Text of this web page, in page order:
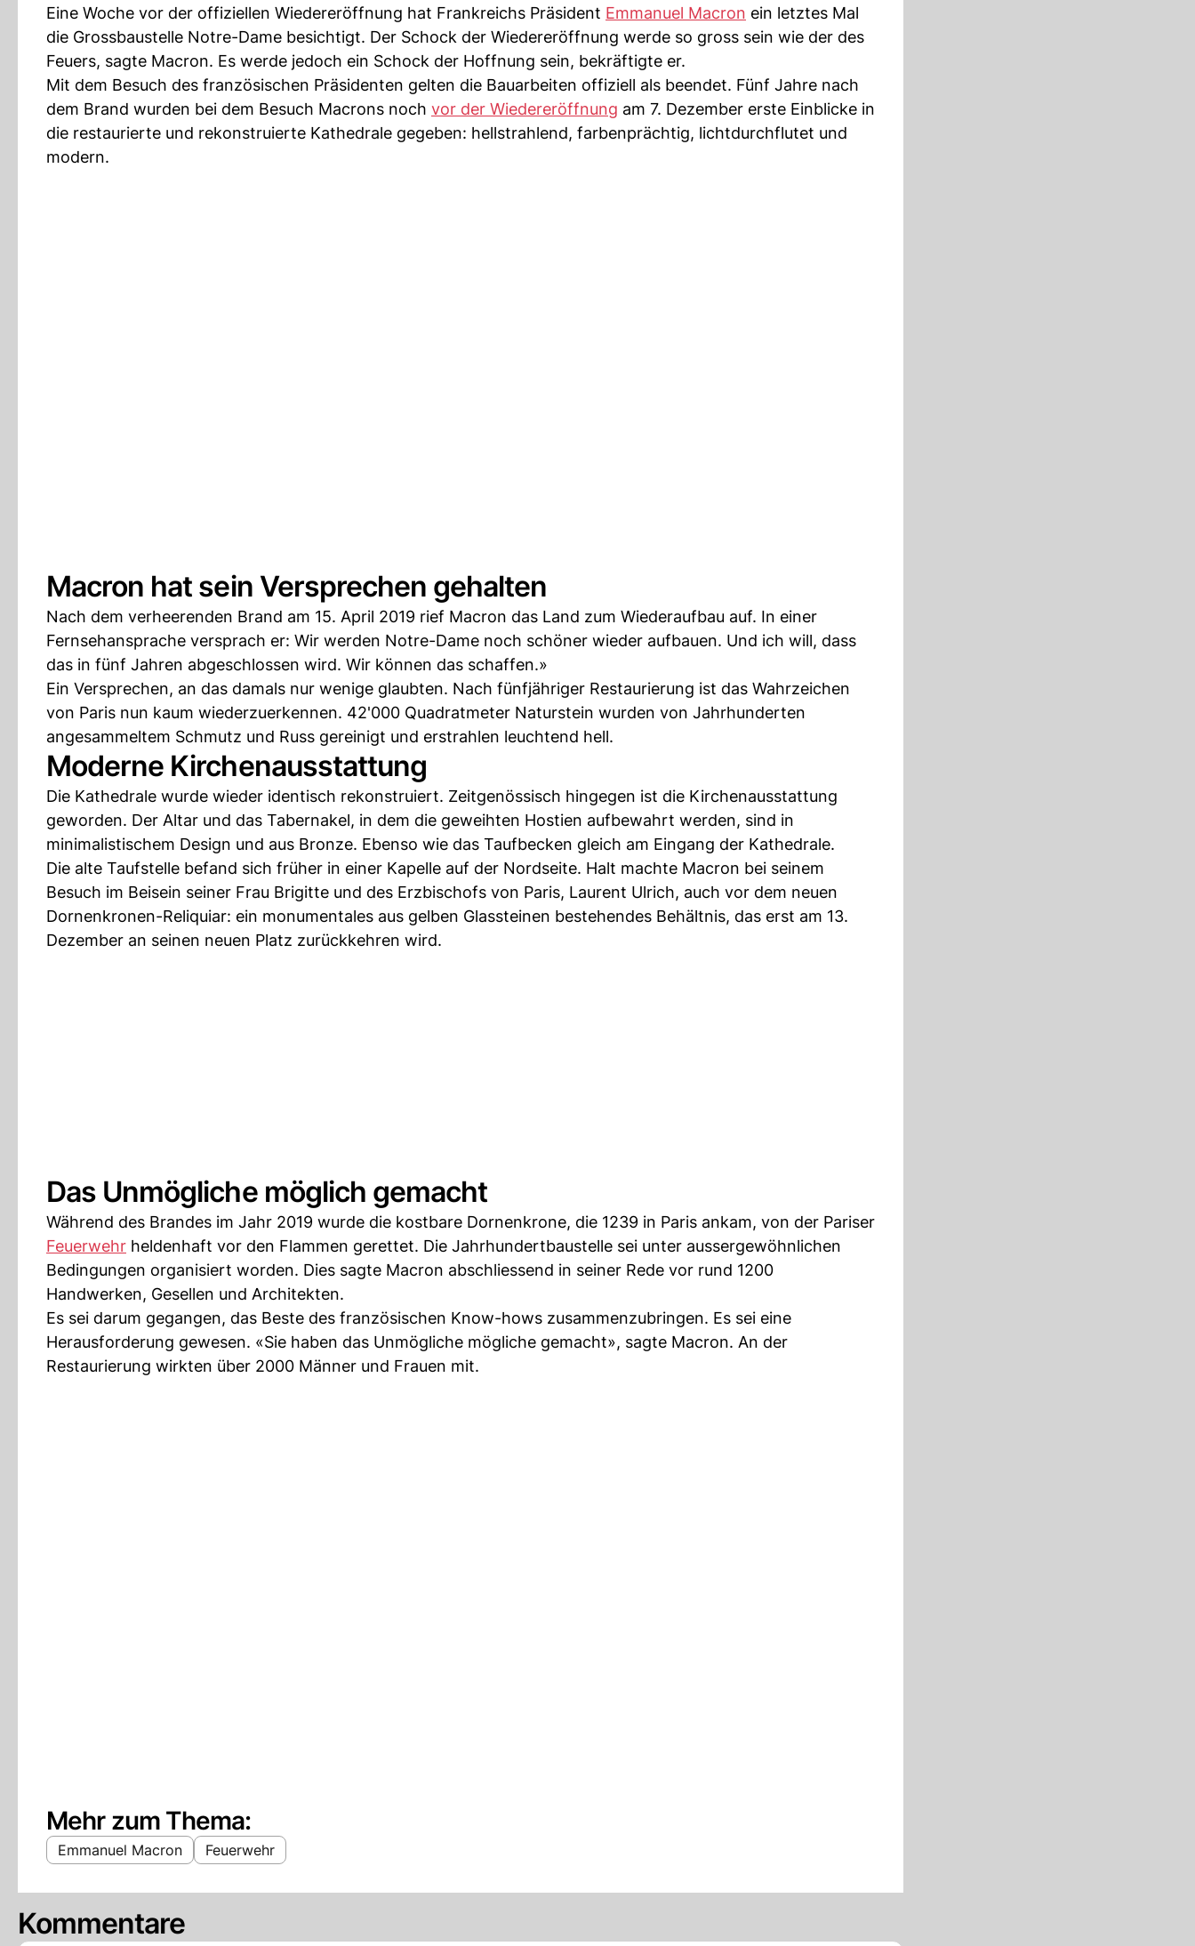
Eine Woche vor der offiziellen Wiedereröffnung hat Frankreichs Präsident Emmanuel Macron ein letztes Mal
die Grossbaustelle Notre-Dame besichtigt. Der Schock der Wiedereröffnung werde so gross sein wie der des
Feuers, sagte Macron. Es werde jedoch ein Schock der Hoffnung sein, bekräftigte er.
Mit dem Besuch des französischen Präsidenten gelten die Bauarbeiten offiziell als beendet. Fünf Jahre nach
dem Brand wurden bei dem Besuch Macrons noch vor der Wiedereröffnung am 7. Dezember erste Einblicke in
die restaurierte und rekonstruierte Kathedrale gegeben: hellstrahlend, farbenprächtig, lichtdurchflutet und
modern.
Macron hat sein Versprechen gehalten
Nach dem verheerenden Brand am 15. April 2019 rief Macron das Land zum Wiederaufbau auf. In einer
Fernsehansprache versprach er: Wir werden Notre-Dame noch schöner wieder aufbauen. Und ich will, dass
das in fünf Jahren abgeschlossen wird. Wir können das schaffen.»
Ein Versprechen, an das damals nur wenige glaubten. Nach fünfjähriger Restaurierung ist das Wahrzeichen
von Paris nun kaum wiederzuerkennen. 42'000 Quadratmeter Naturstein wurden von Jahrhunderten
angesammeltem Schmutz und Russ gereinigt und erstrahlen leuchtend hell.
Moderne Kirchenausstattung
Die Kathedrale wurde wieder identisch rekonstruiert. Zeitgenössisch hingegen ist die Kirchenausstattung
geworden. Der Altar und das Tabernakel, in dem die geweihten Hostien aufbewahrt werden, sind in
minimalistischem Design und aus Bronze. Ebenso wie das Taufbecken gleich am Eingang der Kathedrale.
Die alte Taufstelle befand sich früher in einer Kapelle auf der Nordseite. Halt machte Macron bei seinem
Besuch im Beisein seiner Frau Brigitte und des Erzbischofs von Paris, Laurent Ulrich, auch vor dem neuen
Dornenkronen-Reliquiar: ein monumentales aus gelben Glassteinen bestehendes Behältnis, das erst am 13.
Dezember an seinen neuen Platz zurückkehren wird.
Das Unmögliche möglich gemacht
Während des Brandes im Jahr 2019 wurde die kostbare Dornenkrone, die 1239 in Paris ankam, von der Pariser
Feuerwehr heldenhaft vor den Flammen gerettet. Die Jahrhundertbaustelle sei unter aussergewöhnlichen
Bedingungen organisiert worden. Dies sagte Macron abschliessend in seiner Rede vor rund 1200
Handwerken, Gesellen und Architekten.
Es sei darum gegangen, das Beste des französischen Know-hows zusammenzubringen. Es sei eine
Herausforderung gewesen. «Sie haben das Unmögliche mögliche gemacht», sagte Macron. An der
Restaurierung wirkten über 2000 Männer und Frauen mit.
Mehr zum Thema:
Emmanuel Macron Feuerwehr
Kommentare